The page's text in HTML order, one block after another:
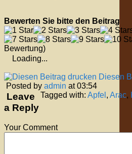
Bewerten Sie bitte den Beitrag
Bewertung)
Loading...
Diesen
Posted by admin at 03:54
Tagged with: Apfel , Arac,
Leave
a Reply
Your Comment